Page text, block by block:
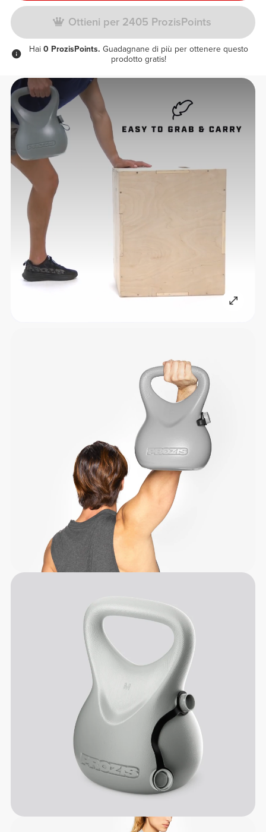
Ottieni per 2405 ProzisPoints
Hai 0 ProzisPoints. Guadagnane di più per ottenere questo
prodotto gratis!